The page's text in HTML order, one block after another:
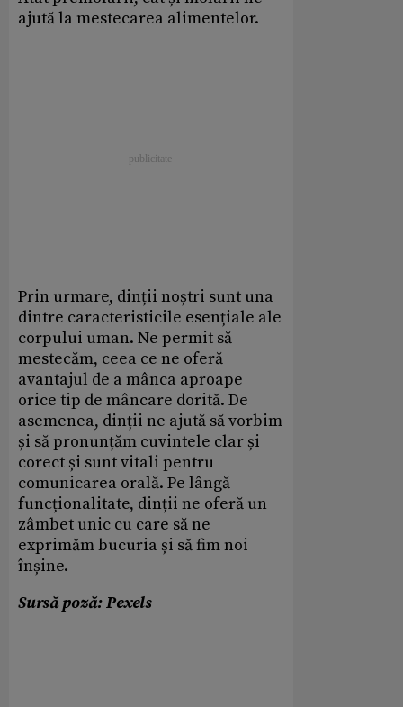
ajută la mestecarea alimentelor.
Prin urmare, dinții noștri sunt una
dintre caracteristicile esențiale ale
corpului uman. Ne permit să
mestecăm, ceea ce ne oferă
avantajul de a mânca aproape
orice tip de mâncare dorită. De
asemenea, dinții ne ajută să vorbim
și să pronunțăm cuvintele clar și
corect și sunt vitali pentru
comunicarea orală. Pe lângă
funcționalitate, dinții ne oferă un
zâmbet unic cu care să ne
exprimăm bucuria și să fim noi
înșine.
Sursă poză: Pexels